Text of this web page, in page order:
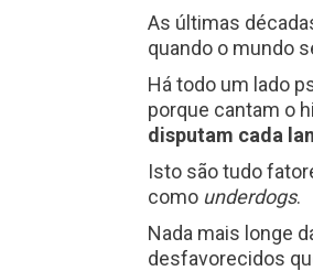
As últimas
quando o mundo
Há todo um lado
porque cantam o
disputam cada
Isto são tudo
como underdogs.
Nada mais longe
desfavorecidos